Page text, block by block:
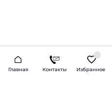
Главная Контакты Избранное
2026 © Продажа и
Доставка по